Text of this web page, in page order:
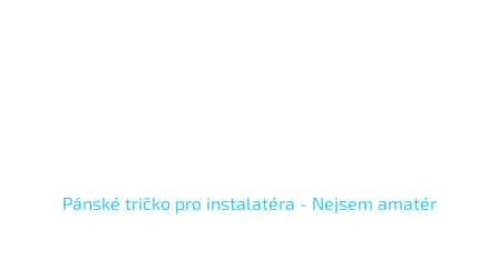
Pánské tričko pro instalatéra - Nejsem amatér